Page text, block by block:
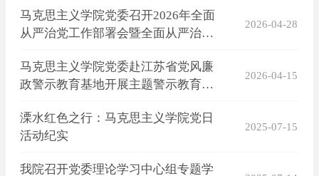
马克思主义学院党委召开2026年全面
从严治党工作部署会暨全面从严治党
2026-04-28
马克思主义学院党委赴江苏省党风廉
政警示教育基地开展主题警示教育活
2026-04-15
溧水红色之行：马克思主义学院党日
活动纪实
2025-07-15
我院召开党委理论学习中心组专题学